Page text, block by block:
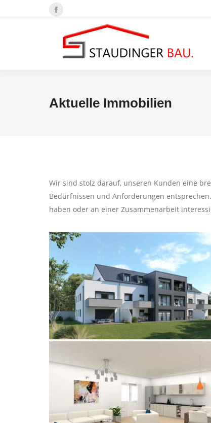
Facebook
opens
Aktuelle Immobilien
Wir sind stolz darauf, unseren Kunden eine
Bedürfnissen und Anforderungen
haben oder an einer Zusammenarbeit